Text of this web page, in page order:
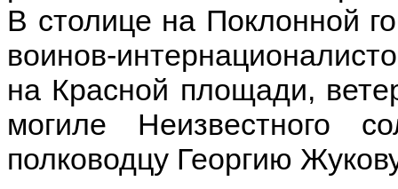
В столице на Поклонной
воинов-
на Красной площади,
могиле Неизвестного
полководцу Георгию